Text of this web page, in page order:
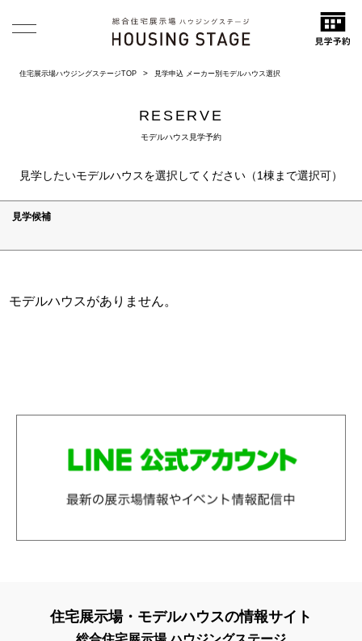
住宅展示場ハウジングステージTOP 見学申込 メーカー別モデルハウス選択
RESERVE
モデルハウス見学予約
見学したいモデルハウスを選択してください（1棟まで選択可）
見学候補
モデルハウスがありません。
住宅展示場・モデルハウスの情報サイト